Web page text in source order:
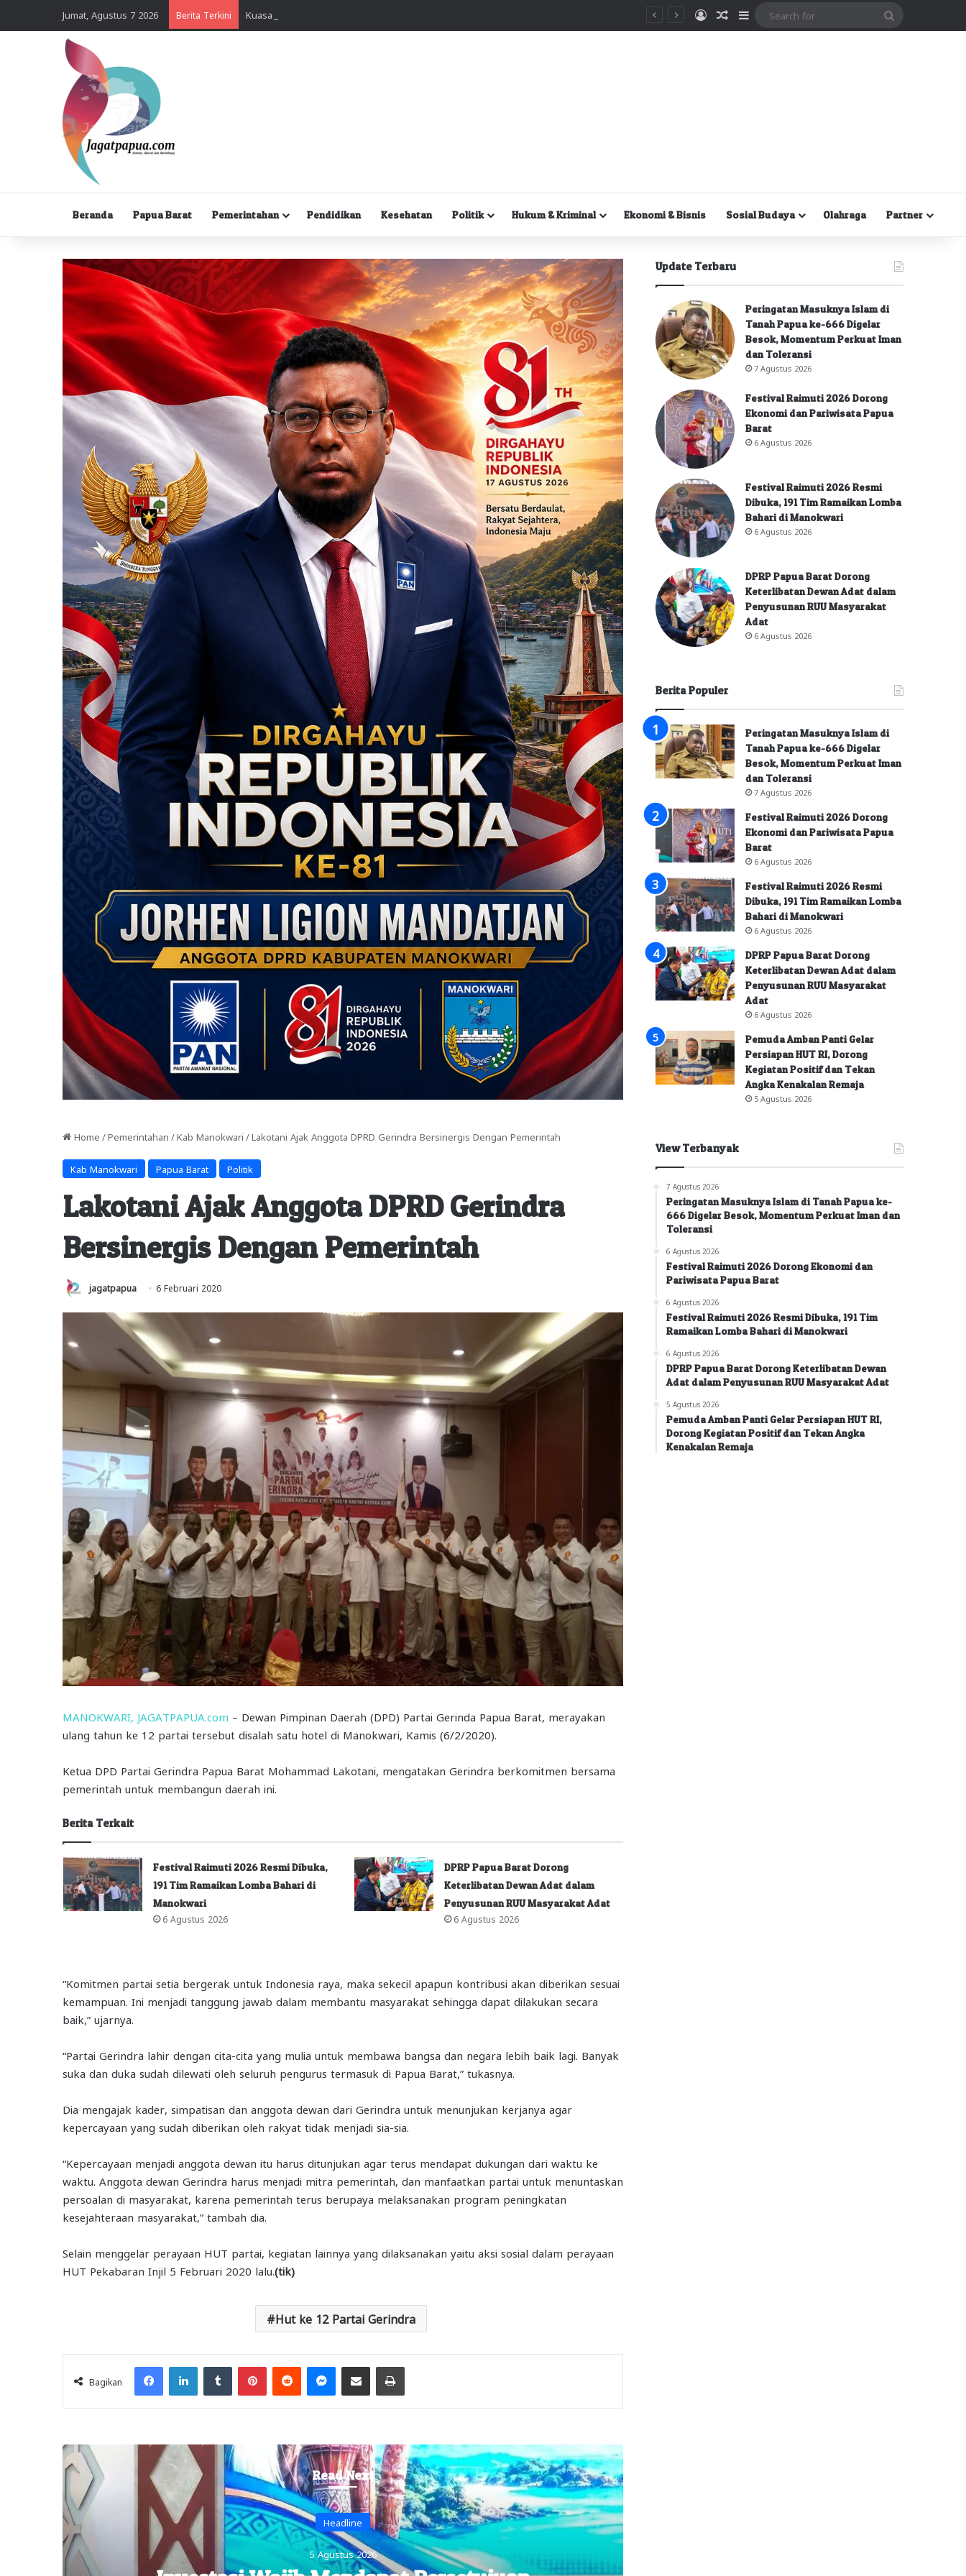
Jumat, Agustus 7 2026 Berita Terkini MasukRandom Article
Sidebar
Beranda Papua Barat Pemerintahan Pendidikan Kesehatan Politik Hukum & Kriminal Ekonomi & Bisnis Sosial Budaya Olahraga Partner
Home / Pemerintahan / Kab Manokwari / Lakotani Ajak Anggota DPRD Gerindra Bersinergis Dengan Pemerintah
Kab Manokwari Papua Barat Politik
Lakotani Ajak Anggota DPRD Gerindra
Bersinergis Dengan Pemerintah
jagatpapua 6 Februari 2020
MANOKWARI, JAGATPAPUA.com – Dewan Pimpinan Daerah (DPD) Partai Gerinda Papua Barat, merayakan
ulang tahun ke 12 partai tersebut disalah satu hotel di Manokwari, Kamis (6/2/2020).
Ketua DPD Partai Gerindra Papua Barat Mohammad Lakotani, mengatakan Gerindra berkomitmen bersama
pemerintah untuk membangun daerah ini.
Berita Terkait
Festival Raimuti 2026 Resmi Dibuka,
191 Tim Ramaikan Lomba Bahari di
Manokwari
6 Agustus 2026
DPRP Papua Barat Dorong
Keterlibatan Dewan Adat dalam
Penyusunan RUU Masyarakat Adat
6 Agustus 2026
“Komitmen partai setia bergerak untuk Indonesia raya, maka sekecil apapun kontribusi akan diberikan sesuai
kemampuan. Ini menjadi tanggung jawab dalam membantu masyarakat sehingga dapat dilakukan secara
baik,” ujarnya.
“Partai Gerindra lahir dengan cita-cita yang mulia untuk membawa bangsa dan negara lebih baik lagi. Banyak
suka dan duka sudah dilewati oleh seluruh pengurus termasuk di Papua Barat,” tukasnya.
Dia mengajak kader, simpatisan dan anggota dewan dari Gerindra untuk menunjukan kerjanya agar
kepercayaan yang sudah diberikan oleh rakyat tidak menjadi sia-sia.
“Kepercayaan menjadi anggota dewan itu harus ditunjukan agar terus mendapat dukungan dari waktu ke
waktu. Anggota dewan Gerindra harus menjadi mitra pemerintah, dan manfaatkan partai untuk menuntaskan
persoalan di masyarakat, karena pemerintah terus berupaya melaksanakan program peningkatan
kesejahteraan masyarakat,” tambah dia.
Selain menggelar perayaan HUT partai, kegiatan lainnya yang dilaksanakan yaitu aksi sosial dalam perayaan
HUT Pekabaran Injil 5 Februari 2020 lalu. (tik)
Hut ke 12 Partai Gerindra
Bagikan
FacebookLinkedInTumblr PinterestReddit Messenger
Share via Email Print
Read Next
Adat
5 Agustus 2026
Update Terbaru
Peringatan Masuknya Islam di
Tanah Papua ke-666 Digelar
Besok, Momentum Perkuat Iman
dan Toleransi
7 Agustus 2026
Festival Raimuti 2026 Dorong
Ekonomi dan Pariwisata Papua
Barat
6 Agustus 2026
Festival Raimuti 2026 Resmi
Dibuka, 191 Tim Ramaikan Lomba
Bahari di Manokwari
6 Agustus 2026
DPRP Papua Barat Dorong
Keterlibatan Dewan Adat dalam
Penyusunan RUU Masyarakat
Adat
6 Agustus 2026
Berita Populer
Peringatan Masuknya Islam di
Tanah Papua ke-666 Digelar
Besok, Momentum Perkuat Iman
dan Toleransi
7 Agustus 2026
Festival Raimuti 2026 Dorong
Ekonomi dan Pariwisata Papua
Barat
6 Agustus 2026
Festival Raimuti 2026 Resmi
Dibuka, 191 Tim Ramaikan Lomba
Bahari di Manokwari
6 Agustus 2026
DPRP Papua Barat Dorong
Keterlibatan Dewan Adat dalam
Penyusunan RUU Masyarakat
Adat
6 Agustus 2026
Pemuda Amban Panti Gelar
Persiapan HUT RI, Dorong
Kegiatan Positif dan Tekan
Angka Kenakalan Remaja
5 Agustus 2026
View Terbanyak
7 Agustus 2026
Peringatan Masuknya Islam di Tanah Papua ke-
666 Digelar Besok, Momentum Perkuat Iman dan
Toleransi
6 Agustus 2026
Festival Raimuti 2026 Dorong Ekonomi dan
Pariwisata Papua Barat
6 Agustus 2026
Festival Raimuti 2026 Resmi Dibuka, 191 Tim
Ramaikan Lomba Bahari di Manokwari
6 Agustus 2026
DPRP Papua Barat Dorong Keterlibatan Dewan
Adat dalam Penyusunan RUU Masyarakat Adat
5 Agustus 2026
Pemuda Amban Panti Gelar Persiapan HUT RI,
Dorong Kegiatan Positif dan Tekan Angka
Kenakalan Remaja